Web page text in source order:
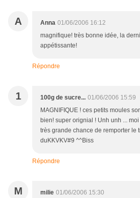
A Anna 01/06/2006 16:12
magnifique! très bonne idée, la
appétissante!
Répondre
1 100g de sucre... 01/06/2006 15:59
MAGNIFIQUE ! ces petits moules
bien! super orignial ! Unh unh ...
très grande chance de remporter le
duKKVKV#9 ^^Biss
Répondre
M milie 01/06/2006 15:30